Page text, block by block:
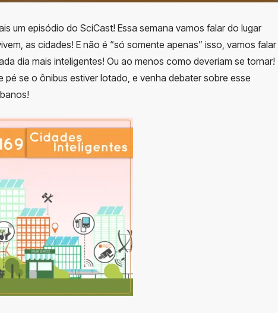
um episódio do SciCast! Essa semana vamos falar do lugar
as cidades! E não é “só somente apenas” isso, vamos falar
dia mais inteligentes! Ou ao menos como deveriam se tornar!
se o ônibus estiver lotado, e venha debater sobre esse